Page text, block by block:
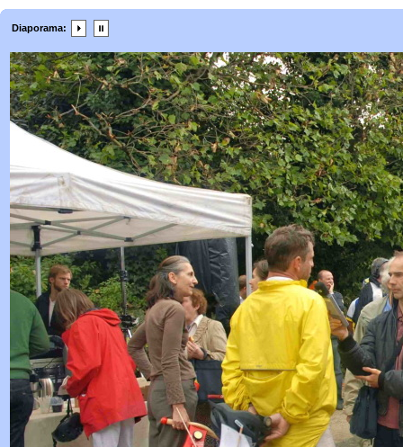
Diaporama: